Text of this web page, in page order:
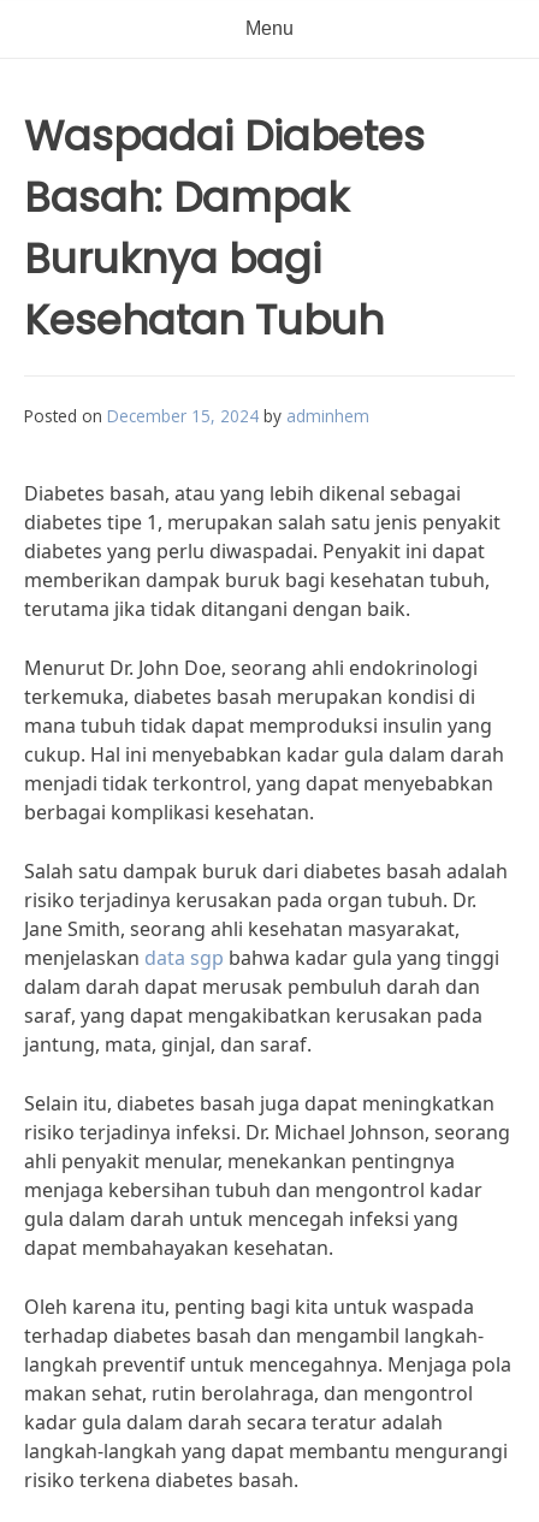
Menu
Waspadai Diabetes
Basah: Dampak
Buruknya bagi
Kesehatan Tubuh
Posted on December 15, 2024 by adminhem
Diabetes basah, atau yang lebih dikenal sebagai
diabetes tipe 1, merupakan salah satu jenis penyakit
diabetes yang perlu diwaspadai. Penyakit ini dapat
memberikan dampak buruk bagi kesehatan tubuh,
terutama jika tidak ditangani dengan baik.
Menurut Dr. John Doe, seorang ahli endokrinologi
terkemuka, diabetes basah merupakan kondisi di
mana tubuh tidak dapat memproduksi insulin yang
cukup. Hal ini menyebabkan kadar gula dalam darah
menjadi tidak terkontrol, yang dapat menyebabkan
berbagai komplikasi kesehatan.
Salah satu dampak buruk dari diabetes basah adalah
risiko terjadinya kerusakan pada organ tubuh. Dr.
Jane Smith, seorang ahli kesehatan masyarakat,
menjelaskan data sgp bahwa kadar gula yang tinggi
dalam darah dapat merusak pembuluh darah dan
saraf, yang dapat mengakibatkan kerusakan pada
jantung, mata, ginjal, dan saraf.
Selain itu, diabetes basah juga dapat meningkatkan
risiko terjadinya infeksi. Dr. Michael Johnson, seorang
ahli penyakit menular, menekankan pentingnya
menjaga kebersihan tubuh dan mengontrol kadar
gula dalam darah untuk mencegah infeksi yang
dapat membahayakan kesehatan.
Oleh karena itu, penting bagi kita untuk waspada
terhadap diabetes basah dan mengambil langkah-
langkah preventif untuk mencegahnya. Menjaga pola
makan sehat, rutin berolahraga, dan mengontrol
kadar gula dalam darah secara teratur adalah
langkah-langkah yang dapat membantu mengurangi
risiko terkena diabetes basah.